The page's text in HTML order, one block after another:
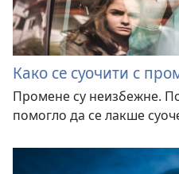
Како се суочити с
Промене су неизбежне.
помогло да се лакше